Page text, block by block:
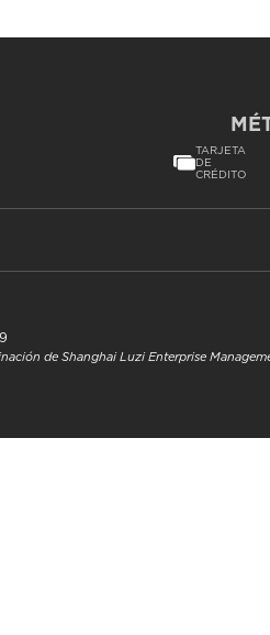
TARJETA
DE
CRÉDITO
de Shanghai Luzi Enterprise